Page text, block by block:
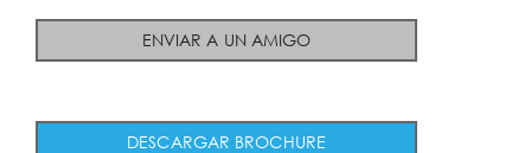
ENVIAR A UN AMIGO
DESCARGAR BROCHURE